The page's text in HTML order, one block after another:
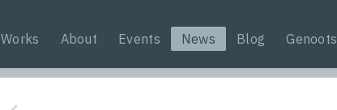
Works About Events News Blog